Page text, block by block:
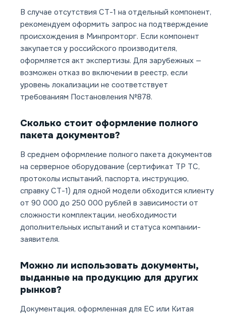
В случае отсутствия СТ-1 на отдельный компонент,
рекомендуем оформить запрос на подтверждение
происхождения в Минпромторг. Если компонент
закупается у российского производителя,
оформляется акт экспертизы. Для зарубежных —
возможен отказ во включении в реестр, если
уровень локализации не соответствует
требованиям Постановления №878.
Сколько стоит оформление полного
пакета документов?
В среднем оформление полного пакета документов
на серверное оборудование (сертификат ТР ТС,
протоколы испытаний, паспорта, инструкцию,
справку СТ-1) для одной модели обходится клиенту
от 90 000 до 250 000 рублей в зависимости от
сложности комплектации, необходимости
дополнительных испытаний и статуса компании-
заявителя.
Можно ли использовать документы,
выданные на продукцию для других
рынков?
Документация, оформленная для ЕС или Китая